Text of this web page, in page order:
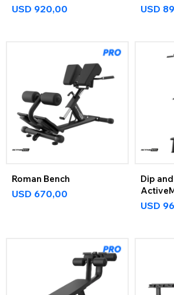
USD 920,00 USD
Roman Bench
USD 670,00
Dip
USD